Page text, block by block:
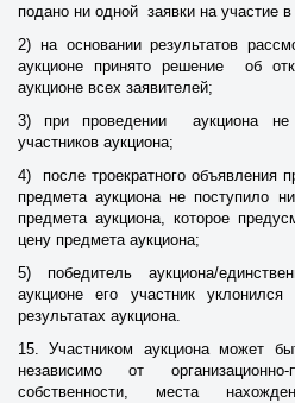
подано ни одной заявки на участие в
2) на основании результатов
аукционе принято решение об
аукционе всех заявителей;
3) при проведении аукциона не
участников аукциона;
4) после троекратного объявления
предмета аукциона не поступило
предмета аукциона, которое
цену предмета аукциона;
5) победитель аукциона/
аукционе его участник
результатах аукциона.
15. Участником аукциона может
независимо от
собственности, места